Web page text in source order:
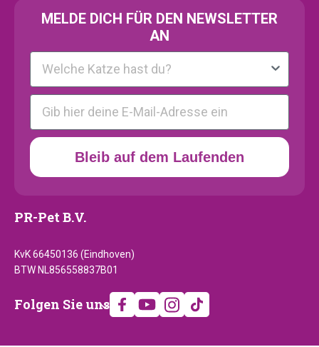
MELDE DICH FÜR DEN NEWSLETTER
AN
Kattenras
E-mail
Bleib auf dem Laufenden
PR-Pet B.V.
KvK 66450136 (Eindhoven)
BTW NL856558837B01
Folgen
uns
Folgen Sie uns